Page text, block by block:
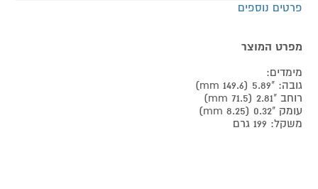
פרטים נוספים
מפרט המוצר
מימדים:
גובה: "5.89 (149.6 mm)
רוחב "2.81 (71.5 mm)
עומק "0.32 (8.25 mm)
משקל: 199 גרם